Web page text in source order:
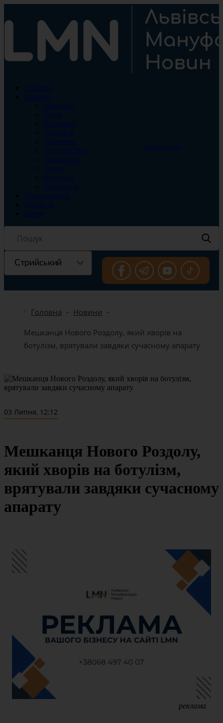
Підтримати проект
Головна
Новини
Важливо
Події
Кримінал
Здоров’я
Політика
Суспільство
Економіка
Спорт
Культура
Допомога
Спецпроекти
Інтерв`ю
Блоги
Стрийський
Головна Новини
Мешканця Нового Роздолу, який хворів на
ботулізм, врятували завдяки сучасному апарату
03 Липня, 12:12
Мешканця Нового Роздолу,
який хворів на ботулізм,
врятували завдяки сучасному
апарату
реклама